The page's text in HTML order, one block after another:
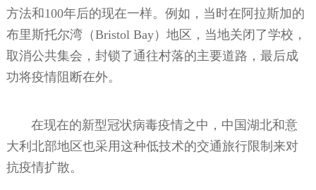
方法和100年后的现在一样。例如，当时在阿拉斯加的
布里斯托尔湾（Bristol Bay）地区，当地关闭了学校，
取消公共集会，封锁了通往村落的主要道路，最后成
功将疫情阻断在外。
在现在的新型冠状病毒疫情之中，中国湖北和意
大利北部地区也采用这种低技术的交通旅行限制来对
抗疫情扩散。